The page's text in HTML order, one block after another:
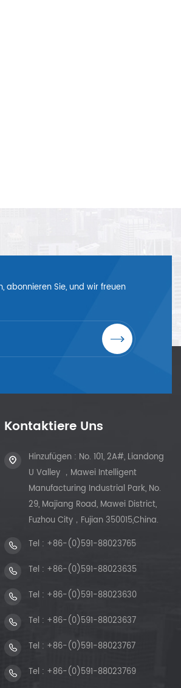
abonnieren Sie, und wir freuen
Kontaktiere Uns
Hinzufügen : No. 101, 2A#, Liandong
U Valley ，Mawei Intelligent
Manufacturing Industrial Park, No.
29, Majiang Road, Mawei District,
Fuzhou City，Fujian 350015,China.
Tel : +86-(0)591-88023765
Tel : +86-(0)591-88023635
Tel : +86-(0)591-88023630
Tel : +86-(0)591-88023637
Tel : +86-(0)591-88023767
Tel : +86-(0)591-88023769